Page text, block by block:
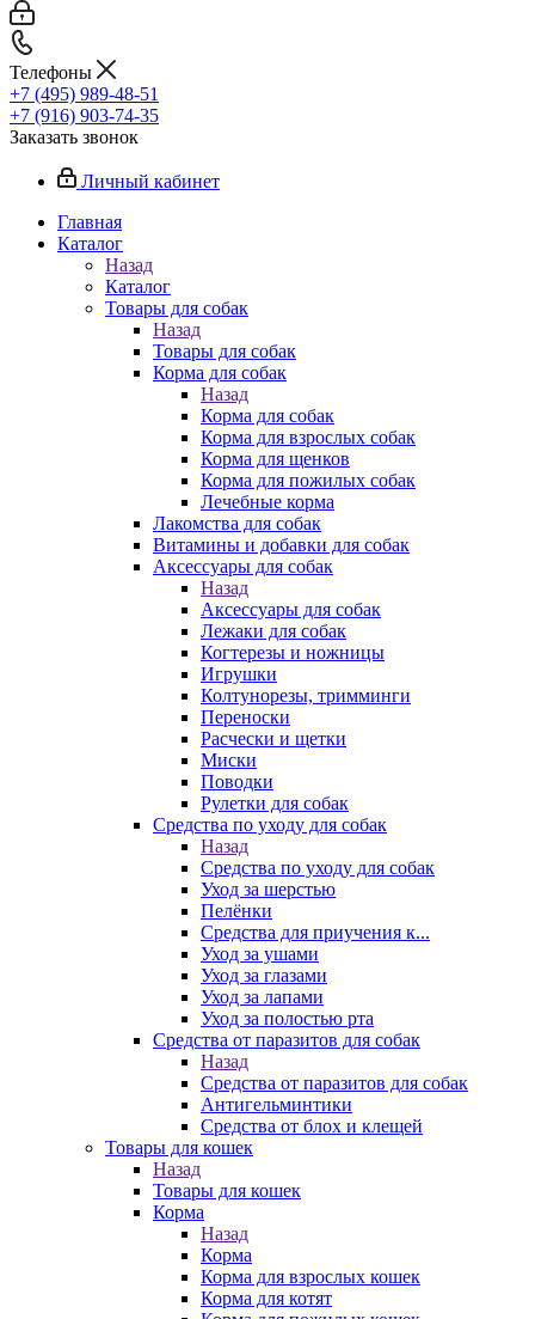
Телефоны
+7 (495) 989-48-51
+7 (916) 903-74-35
Заказать звонок
Личный кабинет
Главная
Каталог
Назад
Каталог
Товары для собак
Назад
Товары для собак
Корма для собак
Назад
Корма для собак
Корма для взрослых собак
Корма для щенков
Корма для пожилых собак
Лечебные корма
Лакомства для собак
Витамины и добавки для собак
Аксессуары для собак
Назад
Аксессуары для собак
Лежаки для собак
Когтерезы и ножницы
Игрушки
Колтунорезы, тримминги
Переноски
Расчески и щетки
Миски
Поводки
Рулетки для собак
Средства по уходу для собак
Назад
Средства по уходу для собак
Уход за шерстью
Пелёнки
Средства для приучения к...
Уход за ушами
Уход за глазами
Уход за лапами
Уход за полостью рта
Средства от паразитов для собак
Назад
Средства от паразитов для собак
Антигельминтики
Средства от блох и клещей
Товары для кошек
Назад
Товары для кошек
Корма
Назад
Корма
Корма для взрослых кошек
Корма для котят